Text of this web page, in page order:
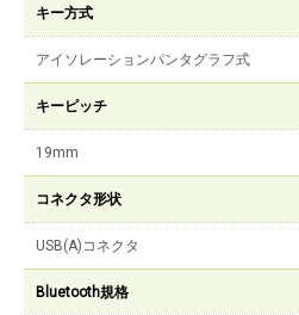
キー方式
アイソレーションパンタグラフ式
キーピッチ
19mm
コネクタ形状
USB(A)コネクタ
Bluetooth規格